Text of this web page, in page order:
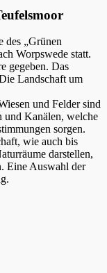
des „Grünen
Worpswede statt.
gegeben. Das
Landschaft um
und Felder sind
und Kanälen, welche
sorgen.
wie auch bis
darstellen,
Eine Auswahl der